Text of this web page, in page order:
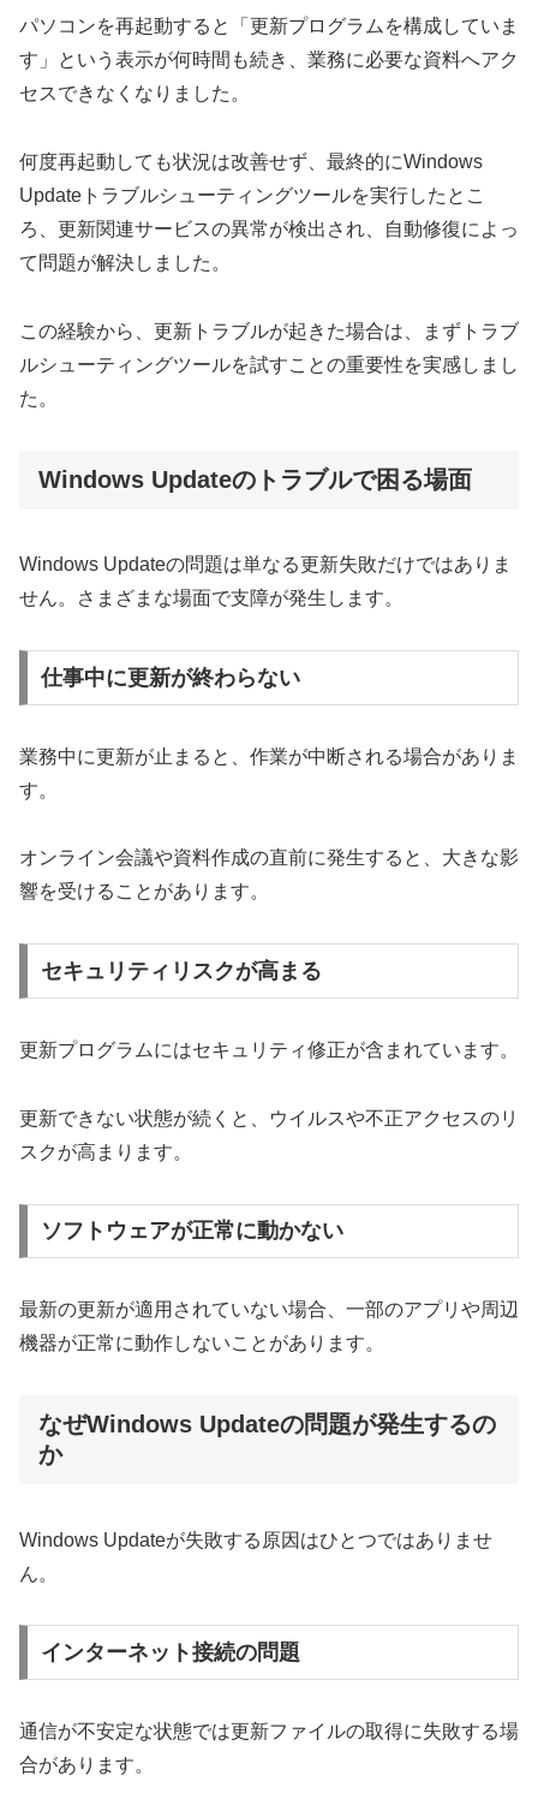
パソコンを再起動すると「更新プログラムを構成していま
す」という表示が何時間も続き、業務に必要な資料へアク
セスできなくなりました。
何度再起動しても状況は改善せず、最終的にWindows
Updateトラブルシューティングツールを実行したとこ
ろ、更新関連サービスの異常が検出され、自動修復によっ
て問題が解決しました。
この経験から、更新トラブルが起きた場合は、まずトラブ
ルシューティングツールを試すことの重要性を実感しまし
た。
Windows Updateのトラブルで困る場面
Windows Updateの問題は単なる更新失敗だけではありま
せん。さまざまな場面で支障が発生します。
仕事中に更新が終わらない
業務中に更新が止まると、作業が中断される場合がありま
す。
オンライン会議や資料作成の直前に発生すると、大きな影
響を受けることがあります。
セキュリティリスクが高まる
更新プログラムにはセキュリティ修正が含まれています。
更新できない状態が続くと、ウイルスや不正アクセスのリ
スクが高まります。
ソフトウェアが正常に動かない
最新の更新が適用されていない場合、一部のアプリや周辺
機器が正常に動作しないことがあります。
なぜWindows Updateの問題が発生するの
か
Windows Updateが失敗する原因はひとつではありませ
ん。
インターネット接続の問題
通信が不安定な状態では更新ファイルの取得に失敗する場
合があります。